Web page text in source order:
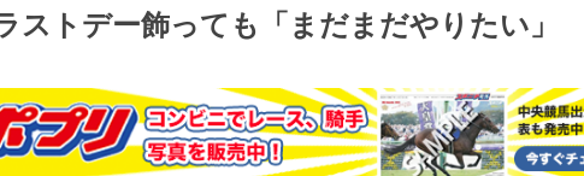
ストデー飾っても「まだまだやりたい」